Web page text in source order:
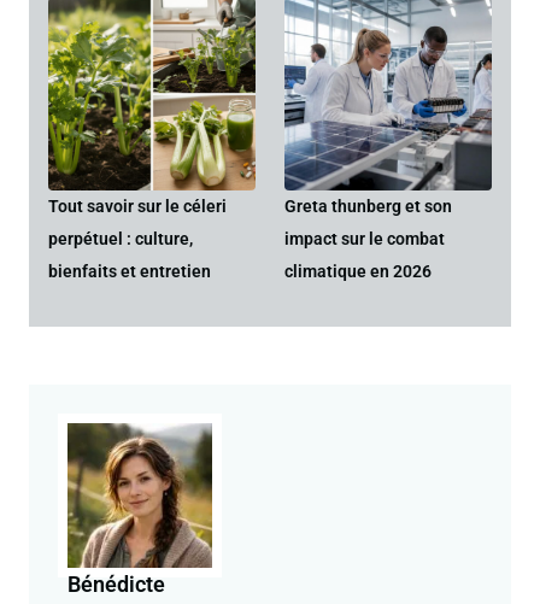
Tout savoir sur le céleri
perpétuel : culture,
bienfaits et entretien
Greta thunberg et son
impact sur le combat
climatique en 2026
Bénédicte